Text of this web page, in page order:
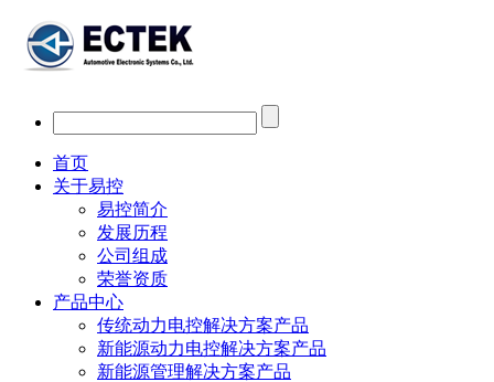
首页
关于易控
易控简介
发展历程
公司组成
荣誉资质
产品中心
传统动力电控解决方案产品
新能源动力电控解决方案产品
新能源管理解决方案产品